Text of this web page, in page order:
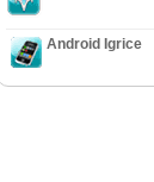
Android Igrice